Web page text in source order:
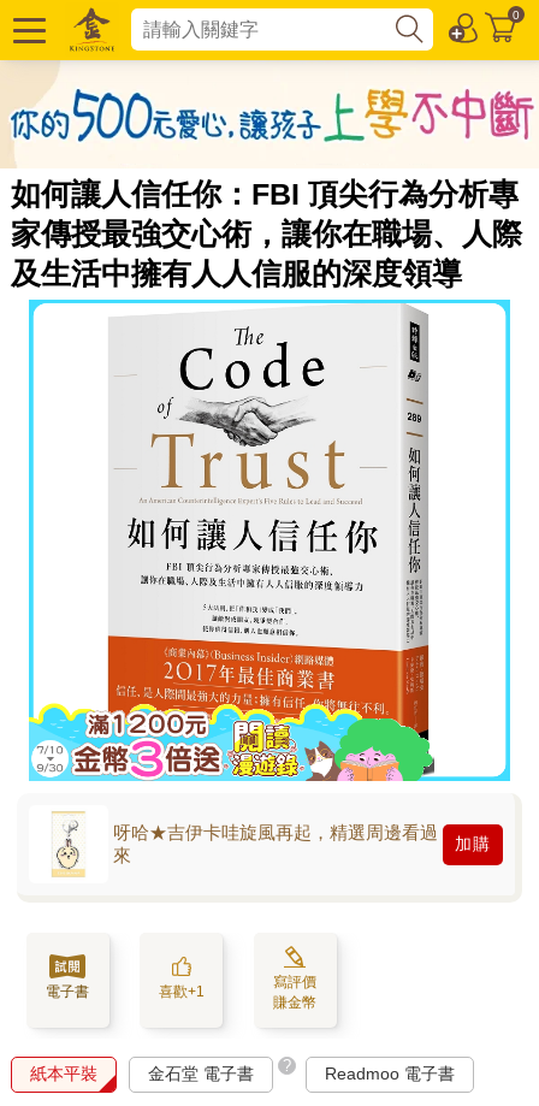
0
如何讓人信任你：FBI 頂尖行為分析專
家傳授最強交心術，讓你在職場、人際
及生活中擁有人人信服的深度領導
呀哈★吉伊卡哇旋風再起，精選周邊看過
來
加購
電子書 喜歡+1
寫評價
賺金幣
紙本平裝 金石堂 電子書 ? Readmoo 電子書